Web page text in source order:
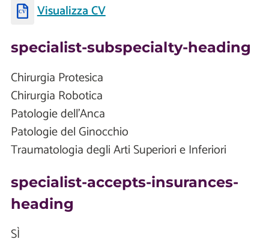
Visualizza CV
specialist-subspecialty-heading
Chirurgia Protesica
Chirurgia Robotica
Patologie dell'Anca
Patologie del Ginocchio
Traumatologia degli Arti Superiori e Inferiori
specialist-accepts-insurances-
heading
SÌ